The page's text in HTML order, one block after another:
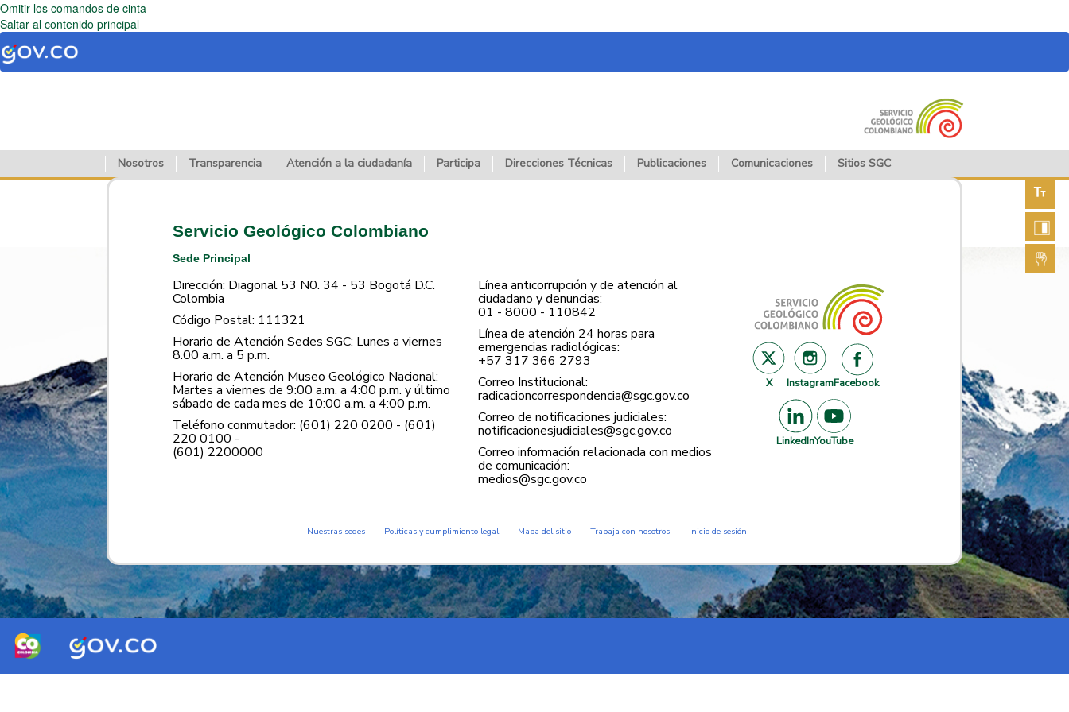
Omitir los comandos de cinta
Saltar al contenido principal
Nosotros Transparencia Atención a la ciudadanía Participa Direcciones Técnicas Publicaciones Comunicaciones Sitios SGC
fuente
Servicio Geológico Colombiano
Sede Principal
Dirección: Diagonal 53 N0. 34 - 53 Bogotá D.C.
Colombia
Código Postal: 111321
Horario de Atención Sedes SGC: Lunes a viernes
8.00 a.m. a 5 p.m.
Horario de Atención Museo Geológico Nacional:
Martes a viernes de 9:00 a.m. a 4:00 p.m. y último
sábado de cada mes de 10:00 a.m. a 4:00 p.m.
Teléfono conmutador: (601) 220 0200 - (601)
220 0100 -
(601) 2200000
Línea anticorrupción y de atención al
ciudadano y denuncias:
01 - 8000 - 110842
Línea de atención 24 horas para
emergencias radiológicas:
+57 ​317 366 2793
Correo Institucional:
radicacioncorrespondencia@sgc.gov.co
Correo de notificaciones judiciales:
notificacionesjudiciales@sgc.gov.co
Correo información relacionada con medios
de comunicación:
medios@sgc.gov.co
X InstagramFacebook
LinkedInYouTube
Nuestras sedes Políticas y cumplimiento legal Mapa del sitio Trabaja con nosotros Inicio de sesión